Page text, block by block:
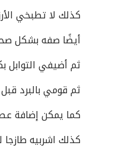
كذلك لا تطبخي
أيضًا صفه بشكل
ثم أضيفي التوابل
ثم قومي بالبرد
كما يمكن إضافة
كذلك اشربيه